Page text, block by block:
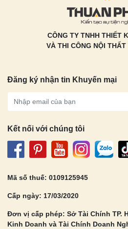
CÔNG TY TNHH THIẾT
VÀ THI CÔNG NỘI
Đăng ký nhận tin Khuyến mại
Kết nối với chúng tôi
Mã số thuế: 0109125945
Cấp ngày: 17/03/2020
Đơn vị cấp phép: Sở Tài Chính TP.
Kinh Doanh và Tài Chính Doanh